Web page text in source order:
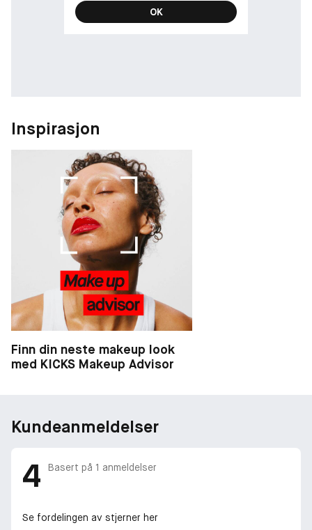
OK
Inspirasjon
Finn din neste makeup look
med KICKS Makeup Advisor
Kundeanmeldelser
4 Basert på 1 anmeldelser
Se fordelingen av stjerner her